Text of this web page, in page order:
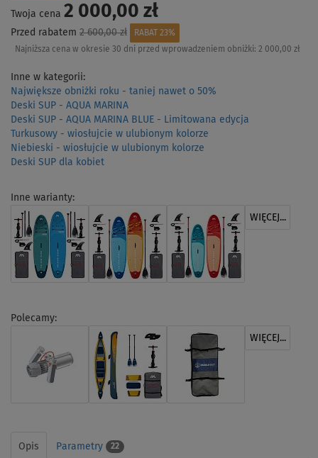
Twoja cena 2 000,00 zł
Przed rabatem 2 600,00 zł
RABAT 23%
Najniższa cena w okresie 30 dni przed wprowadzeniem obniżki: 2 000,00 zł
Inne w kategorii:
Największe obniżki roku - taniej nawet o 50%
Deski SUP - AQUA MARINA
Deski SUP - AQUA MARINA BLUE - Limitowana edycja
Turkusowy - wiosłujcie w ulubionym kolorze
Niebieski - wiosłujcie w ulubionym kolorze
Deski SUP dla kobiet
Inne warianty:
WIĘCEJ...
Polecamy:
WIĘCEJ...
Opis Parametry 22